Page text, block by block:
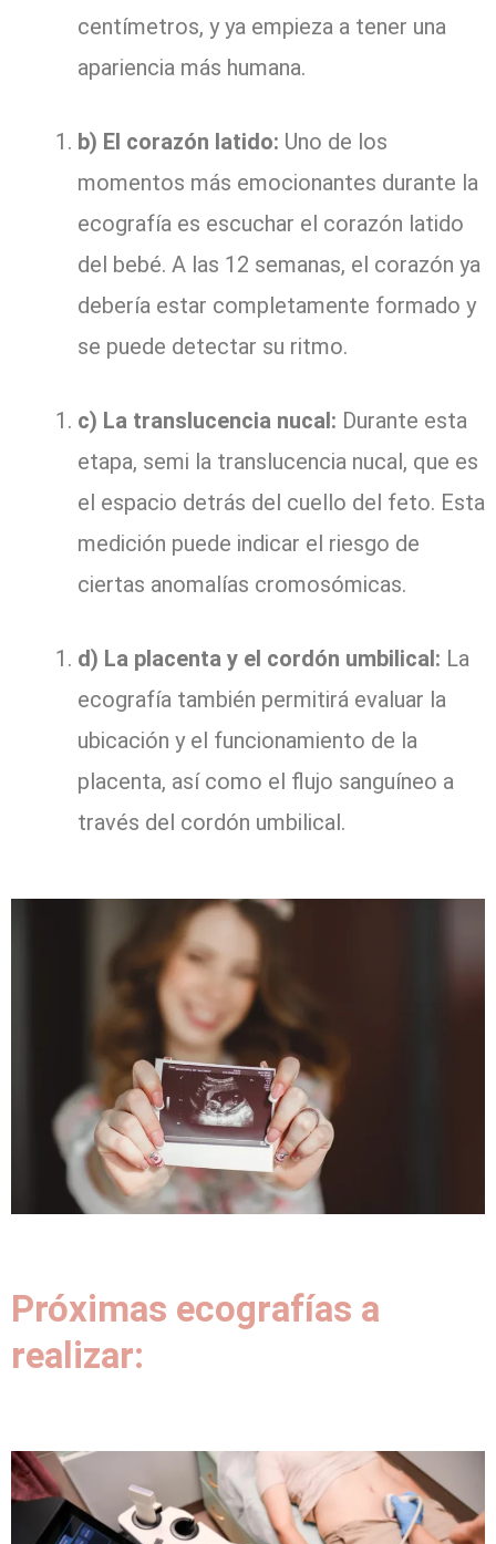
centímetros, y ya empieza a tener una
apariencia más humana.
b) El corazón latido: Uno de los
momentos más emocionantes durante la
ecografía es escuchar el corazón latido
del bebé. A las 12 semanas, el corazón ya
debería estar completamente formado y
se puede detectar su ritmo.
c) La translucencia nucal: Durante esta
etapa, semi la translucencia nucal, que es
el espacio detrás del cuello del feto. Esta
medición puede indicar el riesgo de
ciertas anomalías cromosómicas.
d) La placenta y el cordón umbilical: La
ecografía también permitirá evaluar la
ubicación y el funcionamiento de la
placenta, así como el flujo sanguíneo a
través del cordón umbilical.
Próximas ecografías a
realizar: